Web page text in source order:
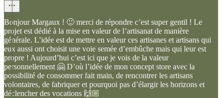
Bonjour Margaux ! 🙂 merci de répondre c’est super gentil ! Le
projet est dédié à la mise en valeur de l’artisanat de manière
générale. L’idée est de mettre en valeur ces artisanes et artisans qui
eux aussi ont choisit une voie semée d’embûche mais qui leur est
propre ! Aujourd’hui c’est ici que je vois de la valeur
personnellement 🤗 D’où l’idée de mon concept store avec la
possibilité de consommer fait main, de rencontrer les artisans
volontaires, de fabriquer et pourquoi pas d’élargir les horizons et
déclencher des vocations 🙌🏼